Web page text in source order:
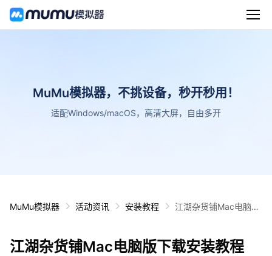
MuMu模拟器，不挑设备，秒开秒用！
适配Windows/macOS，高清大屏，自由多开
MuMu模拟器 活动资讯 安装教程
江湖杂货铺Mac电脑版
江湖杂货铺Mac电脑版下载安装教程